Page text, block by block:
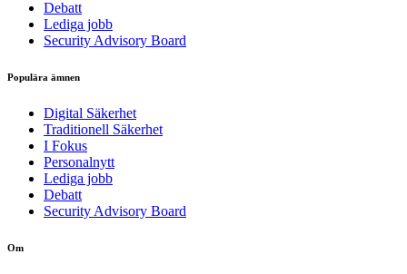
Debatt
Lediga jobb
Security Advisory Board
Populära ämnen
Digital Säkerhet
Traditionell Säkerhet
I Fokus
Personalnytt
Lediga jobb
Debatt
Security Advisory Board
Om